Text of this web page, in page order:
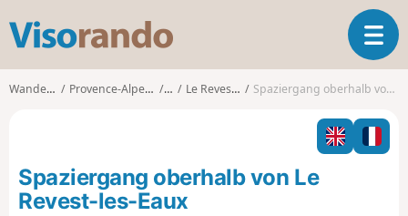
s
o
o
T
o
l
n
Wanderungen Provence-Alpes-Côte d'Azur Var Le Revest-les-Eaux Spaziergang oberhalb von Le Revest-les-Eaux
Spaziergang oberhalb von Le
Revest-les-Eaux